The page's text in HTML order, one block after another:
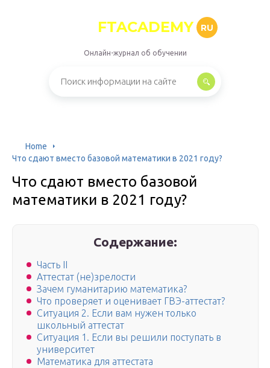
FTACADEMY RU
Онлайн-журнал об обучении
Home
Что сдают вместо базовой математики в 2021 году?
Что сдают вместо базовой
математики в 2021 году?
Содержание:
Часть II
Аттестат (не)зрелости
Зачем гуманитарию математика?
Что проверяет и оценивает ГВЭ-аттестат?
Ситуация 2. Если вам нужен только
школьный аттестат
Ситуация 1. Если вы решили поступать в
университет
Математика для аттестата